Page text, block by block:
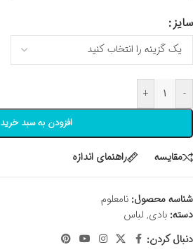
سایز
-
+
افزودن به سبد خرید
مقايسه راهنمای اندازه
شناسه محصول: نامعلوم
دسته: بادی, لباس
دنبال کردن: